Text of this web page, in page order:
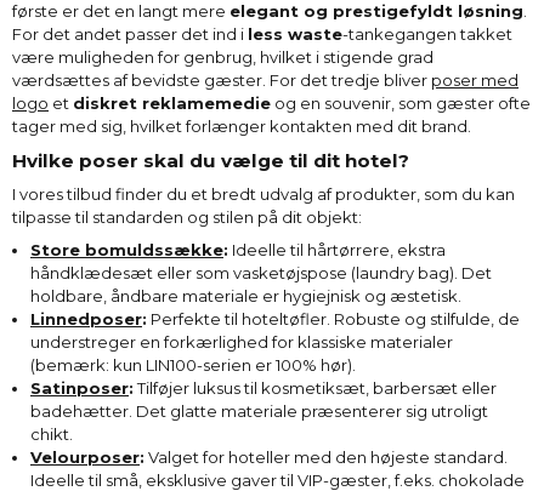
første er det en langt mere elegant og prestigefyldt løsning.
For det andet passer det ind i less waste-tankegangen takket
være muligheden for genbrug, hvilket i stigende grad
værdsættes af bevidste gæster. For det tredje bliver poser med
logo et diskret reklamemedie og en souvenir, som gæster ofte
tager med sig, hvilket forlænger kontakten med dit brand.
Hvilke poser skal du vælge til dit hotel?
I vores tilbud finder du et bredt udvalg af produkter, som du kan
tilpasse til standarden og stilen på dit objekt:
Store bomuldssække: Ideelle til hårtørrere, ekstra
håndklædesæt eller som vasketøjspose (laundry bag). Det
holdbare, åndbare materiale er hygiejnisk og æstetisk.
Linnedposer: Perfekte til hoteltøfler. Robuste og stilfulde, de
understreger en forkærlighed for klassiske materialer
(bemærk: kun LIN100-serien er 100% hør).
Satinposer:Tilføjer luksus til kosmetiksæt, barbersæt eller
badehætter. Det glatte materiale præsenterer sig utroligt
chikt.
Velourposer: Valget for hoteller med den højeste standard.
Ideelle til små, eksklusive gaver til VIP-gæster, f.eks. chokolade